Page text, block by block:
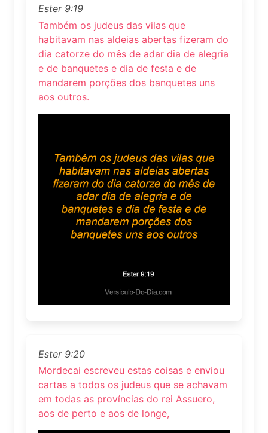
Ester 9:19
Também os judeus das vilas que
habitavam nas aldeias abertas fizeram do
dia catorze do mês de adar dia de alegria
e de banquetes e dia de festa e de
mandarem porções dos banquetes uns
aos outros.
Ester 9:20
Mordecai escreveu estas coisas e enviou
cartas a todos os judeus que se achavam
em todas as províncias do rei Assuero,
aos de perto e aos de longe,